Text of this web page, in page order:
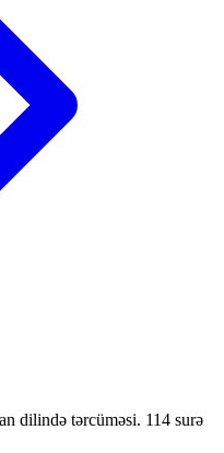
dilində tərcüməsi. 114 surə